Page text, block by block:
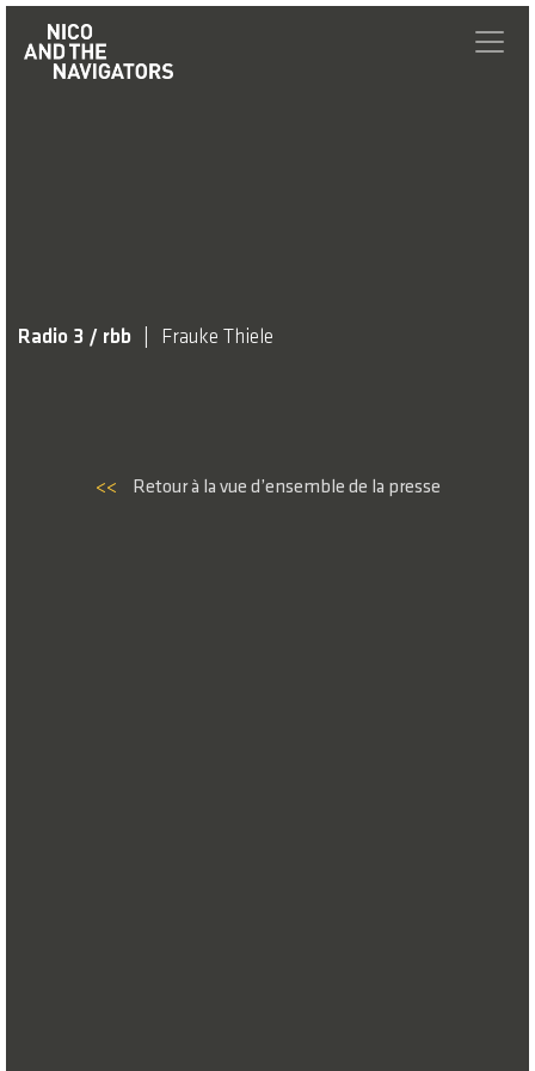
Radio 3 / rbb Frauke Thiele
<< Retour à la vue d’ensemble de la presse